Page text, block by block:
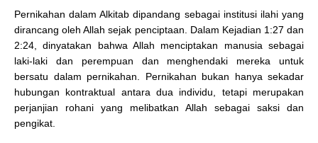
Pernikahan dalam Alkitab dipandang sebagai institusi ilahi yang
dirancang oleh Allah sejak penciptaan. Dalam Kejadian 1:27 dan
2:24, dinyatakan bahwa Allah menciptakan manusia sebagai
laki-laki dan perempuan dan menghendaki mereka untuk
bersatu dalam pernikahan. Pernikahan bukan hanya sekadar
hubungan kontraktual antara dua individu, tetapi merupakan
perjanjian rohani yang melibatkan Allah sebagai saksi dan
pengikat.